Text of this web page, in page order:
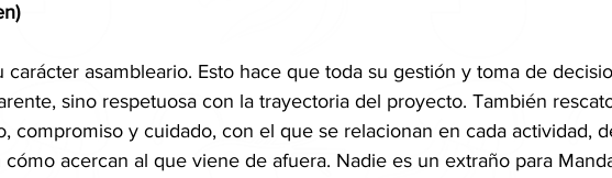
carácter asambleario. Esto hace que toda su gestión y toma de
sino respetuosa con la trayectoria del proyecto. También
compromiso y cuidado, con el que se relacionan en cada actividad,
cómo acercan al que viene de afuera. Nadie es un extraño para